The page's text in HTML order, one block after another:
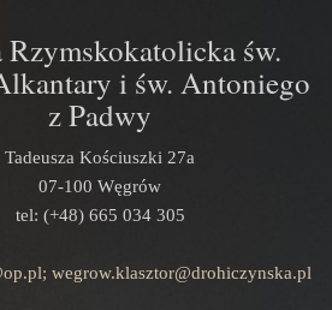
Rzymskokatolicka św.
i św. Antoniego
z Padwy
Tadeusza Kościuszki 27a
07-100 Węgrów
tel: (+48) 665 034 305
wegrow.klasztor@drohiczynska.pl